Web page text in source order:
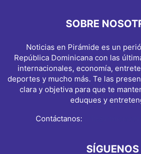
SOBRE
Noticias en Pirámide es un
República Dominicana con las
internacionales, economía,
deportes y mucho más. Te las
clara y objetiva para que te
eduques y
Contáctanos:
SÍGUENOS